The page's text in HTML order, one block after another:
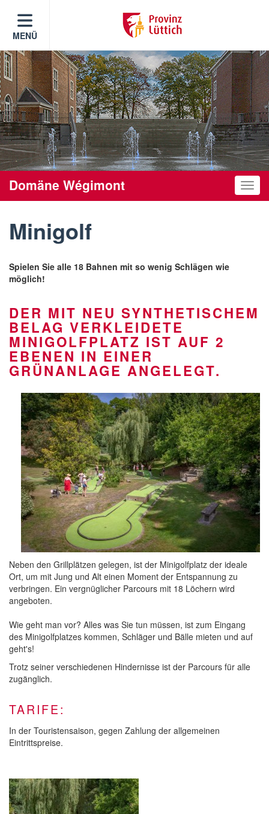
MENÜ
Domäne Wégimont
Minigolf
Spielen Sie alle 18 Bahnen mit so wenig Schlägen wie
möglich!
DER MIT NEU SYNTHETISCHEM
BELAG VERKLEIDETE
MINIGOLFPLATZ IST AUF 2
EBENEN IN EINER
GRÜNANLAGE ANGELEGT.
Neben den Grillplätzen gelegen, ist der Minigolfplatz der ideale
Ort, um mit Jung und Alt einen Moment der Entspannung zu
verbringen. Ein vergnüglicher Parcours mit 18 Löchern wird
angeboten.
Wie geht man vor? Alles was Sie tun müssen, ist zum Eingang
des Minigolfplatzes kommen, Schläger und Bälle mieten und auf
geht's!
Trotz seiner verschiedenen Hindernisse ist der Parcours für alle
zugänglich.
TARIFE:
In der Touristensaison, gegen Zahlung der allgemeinen
Eintrittspreise.